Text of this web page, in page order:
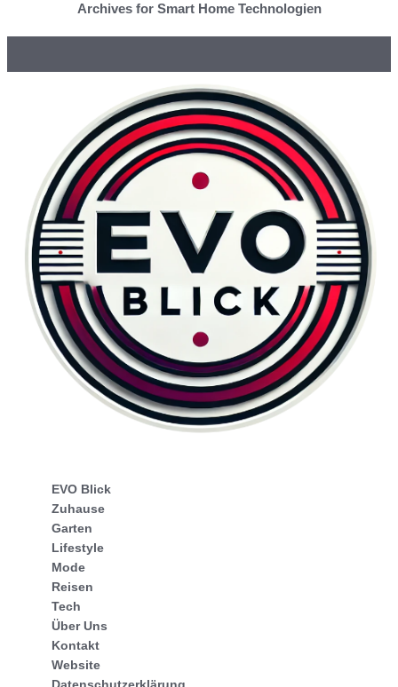
Archives for Smart Home Technologien
EVO Blick
Zuhause
Garten
Lifestyle
Mode
Reisen
Tech
Über Uns
Kontakt
Website